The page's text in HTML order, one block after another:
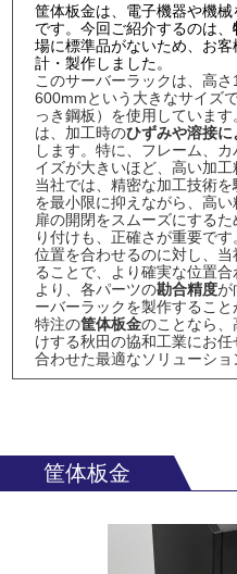
筐体板金は、電子機器や機
です。今回ご紹介するのは、
場に標準品がないため、お
計・製作しました。
このサーバーラックは、高
600mmという大きなサイズ
っき鋼板）を使用していま
は、加工時のひずみや溶接
します。特に、フレーム、
イズが大きいほど、高い加工
当社では、精密な加工技術
を最小限に抑えながら、高い
扉の開閉をスムーズにするた
り付けも、正確さが重要で
位置を合わせるのに対し、当
ることで、より確実な位置
より、各パーツの勘合精度が
ーバーラックを製作すること
特注の筐体板金のことなら
けする秋田の協和工業にお
合わせた最適なソリューショ
筐体板金